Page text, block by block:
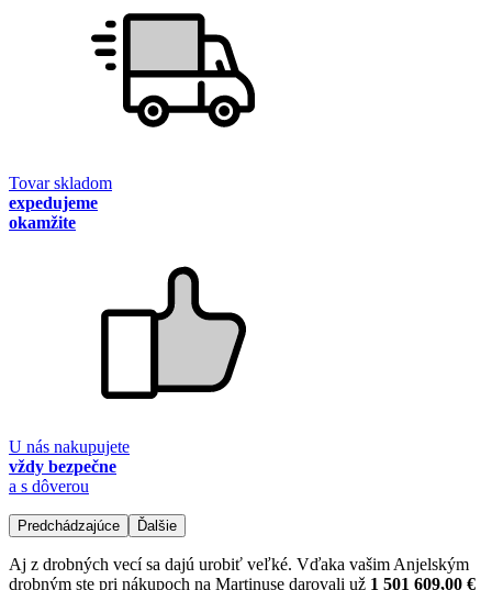
Tovar skladom
expedujeme
okamžite
U nás nakupujete
vždy bezpečne
a s dôverou
Predchádzajúce Ďalšie
Aj z drobných vecí sa dajú urobiť veľké. Vďaka vašim Anjelským
drobným ste pri nákupoch na Martinuse darovali už 1 501 609,00 €